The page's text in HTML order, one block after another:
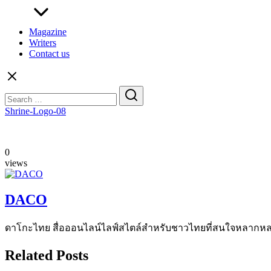
Magazine
Writers
Contact us
for:
Shrine-Logo-08
0
views
DACO
ดาโกะไทย สื่อออนไลน์ไลฟ์สไตล์สำหรับชาวไทยที่สนใจหลากห
Related Posts